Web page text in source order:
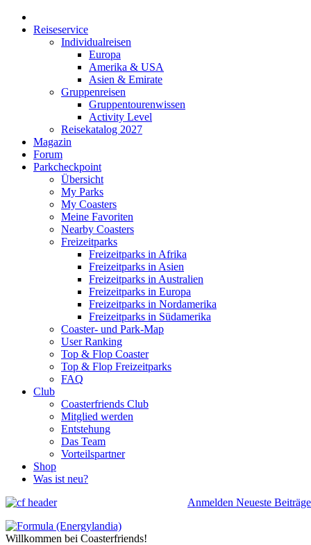
Reiseservice
Individualreisen
Europa
Amerika & USA
Asien & Emirate
Gruppenreisen
Gruppentourenwissen
Activity Level
Reisekatalog 2027
Magazin
Forum
Parkcheckpoint
Übersicht
My Parks
My Coasters
Meine Favoriten
Nearby Coasters
Freizeitparks
Freizeitparks in Afrika
Freizeitparks in Asien
Freizeitparks in Australien
Freizeitparks in Europa
Freizeitparks in Nordamerika
Freizeitparks in Südamerika
Coaster- und Park-Map
User Ranking
Top & Flop Coaster
Top & Flop Freizeitparks
FAQ
Club
Coasterfriends Club
Mitglied werden
Entstehung
Das Team
Vorteilspartner
Shop
Was ist neu?
Anmelden Neueste Beiträge
Willkommen bei Coasterfriends!